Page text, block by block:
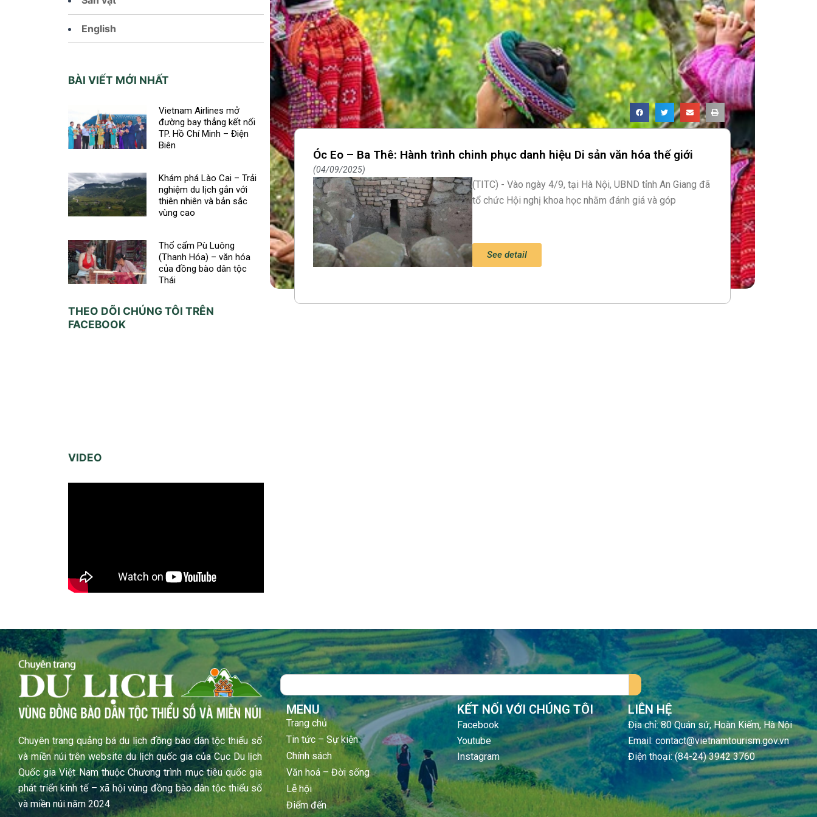
English
BÀI VIẾT MỚI NHẤT
Vietnam Airlines mở
đường bay thẳng kết nối
TP. Hồ Chí Minh – Điện
Biên
Khám phá Lào Cai – Trải
nghiệm du lịch gắn với
thiên nhiên và bản sắc
vùng cao
Thổ cẩm Pù Luông
(Thanh Hóa) – văn hóa
của đồng bào dân tộc
Thái
THEO DÕI CHÚNG TÔI TRÊN
FACEBOOK
VIDEO
Óc Eo – Ba Thê: Hành trình chinh phục danh hiệu Di sản văn hóa thế giới
04/09/2025
(TITC) - Vào ngày 4/9, tại Hà Nội, UBND tỉnh An Giang đã
tổ chức Hội nghị khoa học nhằm đánh giá và góp
See detail
Chuyên trang quảng bá du lịch đồng bào dân tộc thiểu số
và miền núi trên website du lịch quốc gia của Cục Du lịch
Quốc gia Việt Nam thuộc Chương trình mục tiêu quốc gia
phát triển kinh tế – xã hội vùng đồng bào dân tộc thiểu số
và miền núi năm 2024
Search
MENU
Trang chủ
Tin tức – Sự kiện
Chính sách
Văn hoá – Đời sống
Lễ hội
Điểm đến
KẾT NỐI VỚI CHÚNG TÔI
Facebook
Youtube
Instagram
LIÊN HỆ
Địa chỉ: 80 Quán sứ, Hoàn Kiếm, Hà Nội
Email: contact@vietnamtourism.gov.vn
Điện thoại: (84-24) 3942 3760